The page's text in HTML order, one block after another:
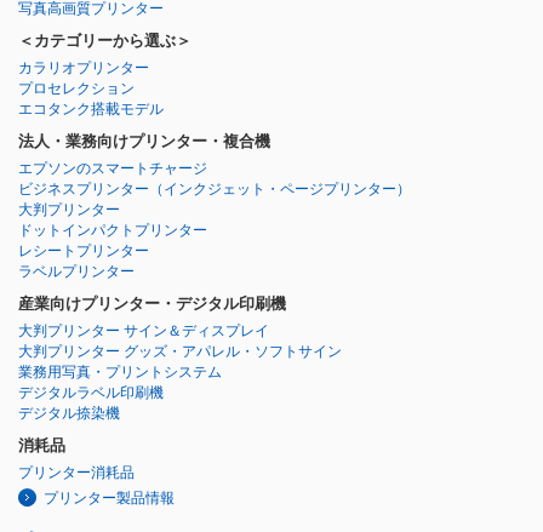
写真高画質プリンター
＜カテゴリーから選ぶ＞
カラリオプリンター
プロセレクション
エコタンク搭載モデル
法人・業務向けプリンター・複合機
エプソンのスマートチャージ
ビジネスプリンター （インクジェット・ページプリンター）
大判プリンター
ドットインパクトプリンター
レシートプリンター
ラベルプリンター
産業向けプリンター・デジタル印刷機
大判プリンター サイン＆ディスプレイ
大判プリンター グッズ・アパレル・ソフトサイン
業務用写真・プリントシステム
デジタルラベル印刷機
デジタル捺染機
消耗品
プリンター消耗品
プリンター製品情報